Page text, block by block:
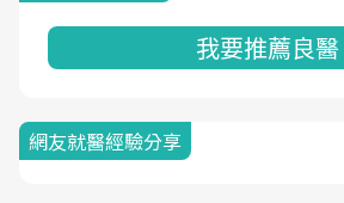
我要推薦良醫
網友就醫經驗分享